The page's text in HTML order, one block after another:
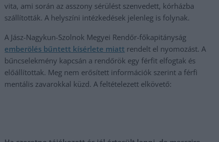
vita, ami során az asszony sérülést szenvedett, kórházba
szállították. A helyszíni intézkedések jelenleg is folynak.
A Jász-Nagykun-Szolnok Megyei Rendőr-főkapitányság
emberölés bűntett kísérlete miatt rendelt el nyomozást. A
bűncselekmény kapcsán a rendőrök egy férfit elfogtak és
előállítottak. Meg nem erősített információk szerint a férfi
mentális zavarokkal küzd. A feltételezett elkövető: